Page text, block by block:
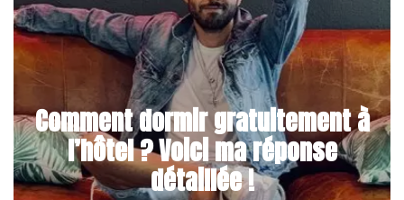
Comment dormir gratuitement à
l’hôtel ? Voici ma réponse
détaillée !